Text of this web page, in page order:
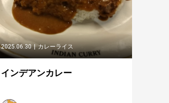
2025.06.30 カレーライス
インデアンカレー